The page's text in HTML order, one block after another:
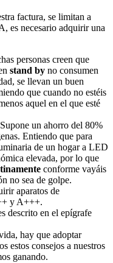
factura, se limitan a
es necesario adquirir una
personas creen que
stand by no consumen
se llevan un buen
que cuando no estéis
aquel en el que esté
un ahorro del 80%
Entiendo que para
de un hogar a LED
elevada, por lo que
conforme vayáis
no sea de golpe.
aparatos de
y A+++.
descrito en el epígrafe
hay que adoptar
estos consejos a nuestros
ganando.